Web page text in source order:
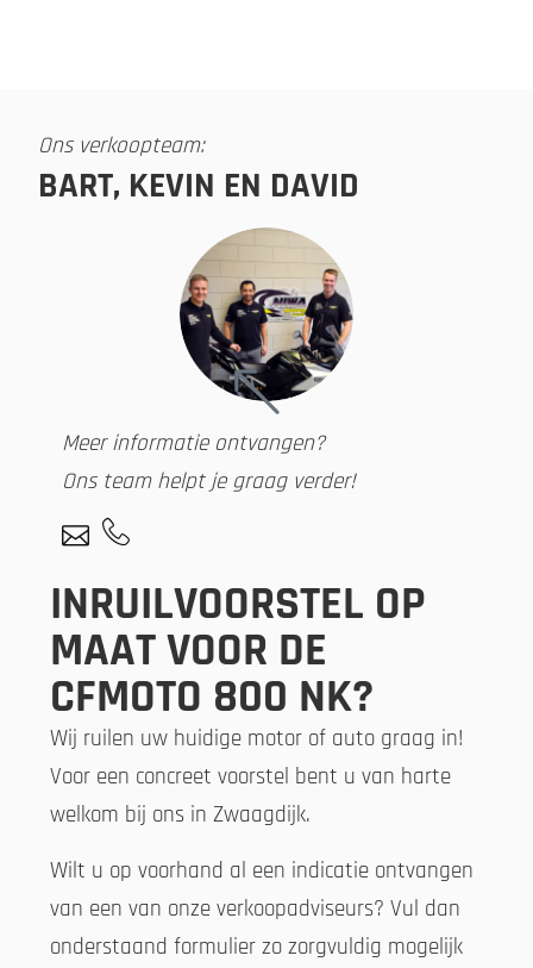
Ons verkoopteam:
BART, KEVIN EN DAVID
Meer informatie ontvangen?
Ons team helpt je graag verder!
INRUILVOORSTEL OP
MAAT VOOR DE
CFMOTO 800 NK?
Wij ruilen uw huidige motor of auto graag in!
Voor een concreet voorstel bent u van harte
welkom bij ons in Zwaagdijk.
Wilt u op voorhand al een indicatie ontvangen
van een van onze verkoopadviseurs? Vul dan
onderstaand formulier zo zorgvuldig mogelijk